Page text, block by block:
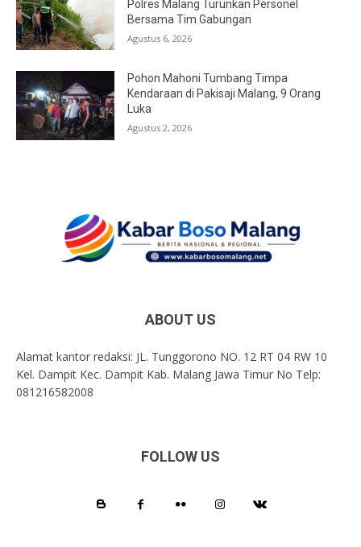
Polres Malang Turunkan Personel
Bersama Tim Gabungan
Agustus 6, 2026
Pohon Mahoni Tumbang Timpa
Kendaraan di Pakisaji Malang, 9 Orang
Luka
Agustus 2, 2026
ABOUT US
Alamat kantor redaksi: JL. Tunggorono NO. 12 RT 04 RW 10
Kel. Dampit Kec. Dampit Kab. Malang Jawa Timur No Telp:
081216582008
FOLLOW US